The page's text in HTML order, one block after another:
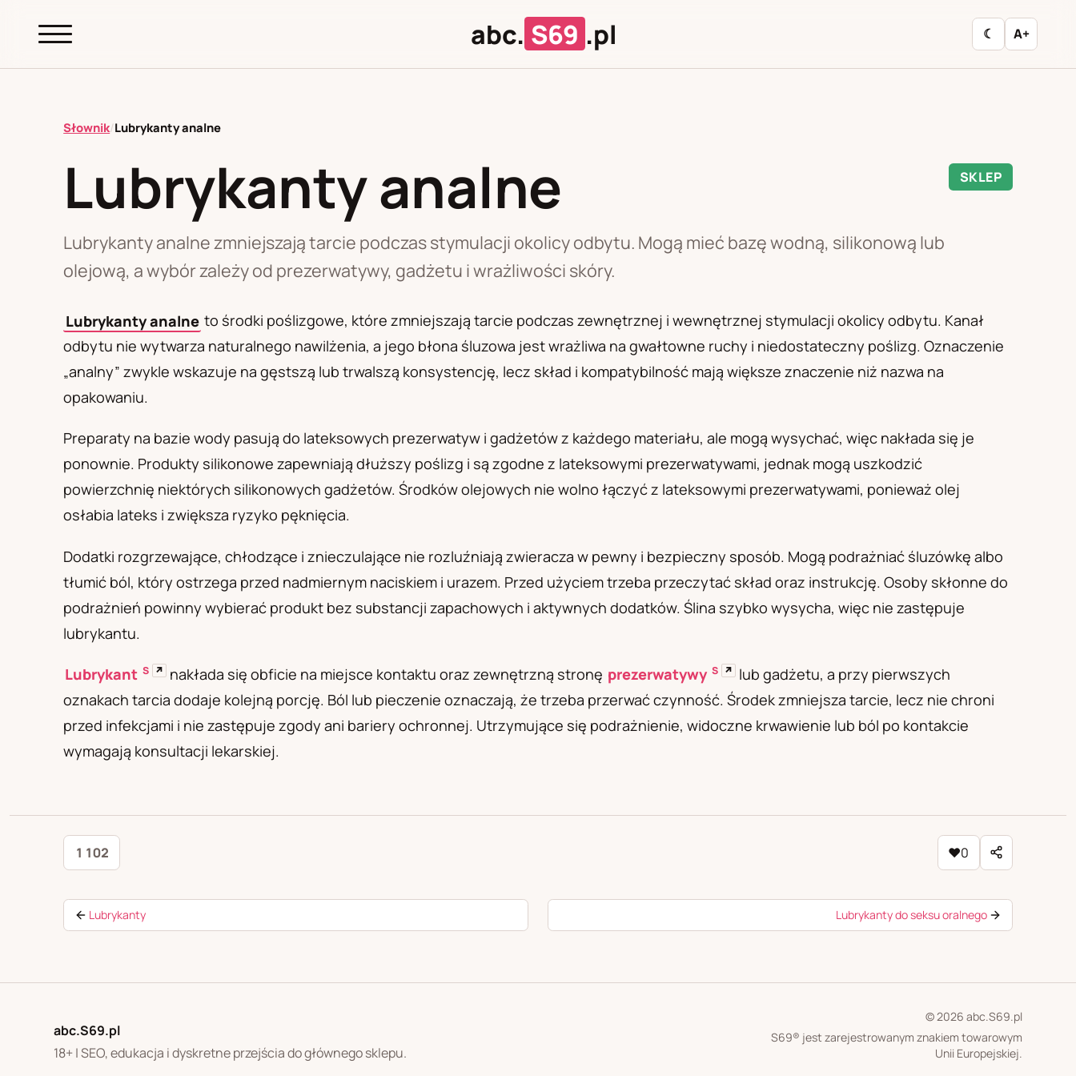
abc. S69 .pl ☾ A+
L M N O P R S
Z
Polski Русский
UA
Українська
Słownik/Lubrykanty analne
Lubrykanty analne SKLEP
Lubrykanty analne zmniejszają tarcie podczas stymulacji okolicy odbytu. Mogą mieć bazę wodną, silikonową lub
olejową, a wybór zależy od prezerwatywy, gadżetu i wrażliwości skóry.
Lubrykanty analne to środki poślizgowe, które zmniejszają tarcie podczas zewnętrznej i wewnętrznej stymulacji okolicy odbytu. Kanał
odbytu nie wytwarza naturalnego nawilżenia, a jego błona śluzowa jest wrażliwa na gwałtowne ruchy i niedostateczny poślizg. Oznaczenie
„analny” zwykle wskazuje na gęstszą lub trwalszą konsystencję, lecz skład i kompatybilność mają większe znaczenie niż nazwa na
opakowaniu.
Preparaty na bazie wody pasują do lateksowych prezerwatyw i gadżetów z każdego materiału, ale mogą wysychać, więc nakłada się je
ponownie. Produkty silikonowe zapewniają dłuższy poślizg i są zgodne z lateksowymi prezerwatywami, jednak mogą uszkodzić
powierzchnię niektórych silikonowych gadżetów. Środków olejowych nie wolno łączyć z lateksowymi prezerwatywami, ponieważ olej
osłabia lateks i zwiększa ryzyko pęknięcia.
Dodatki rozgrzewające, chłodzące i znieczulające nie rozluźniają zwieracza w pewny i bezpieczny sposób. Mogą podrażniać śluzówkę albo
tłumić ból, który ostrzega przed nadmiernym naciskiem i urazem. Przed użyciem trzeba przeczytać skład oraz instrukcję. Osoby skłonne do
podrażnień powinny wybierać produkt bez substancji zapachowych i aktywnych dodatków. Ślina szybko wysycha, więc nie zastępuje
lubrykantu.
Lubrykant S ↗ nakłada się obficie na miejsce kontaktu oraz zewnętrzną stronę prezerwatywy S ↗ lub gadżetu, a przy pierwszych
oznakach tarcia dodaje kolejną porcję. Ból lub pieczenie oznaczają, że trzeba przerwać czynność. Środek zmniejsza tarcie, lecz nie chroni
przed infekcjami i nie zastępuje zgody ani bariery ochronnej. Utrzymujące się podrażnienie, widoczne krwawienie lub ból po kontakcie
wymagają konsultacji lekarskiej.
1 102 ♥0
Lubrykanty Lubrykanty do seksu oralnego
abc.S69.pl
18+ | SEO, edukacja i dyskretne przejścia do głównego sklepu.
© 2026 abc.S69.pl
S69® jest zarejestrowanym znakiem towarowym
Unii Europejskiej.